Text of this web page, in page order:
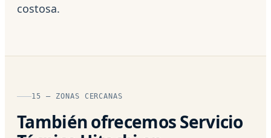
costosa.
15 — ZONAS CERCANAS
También ofrecemos Servicio